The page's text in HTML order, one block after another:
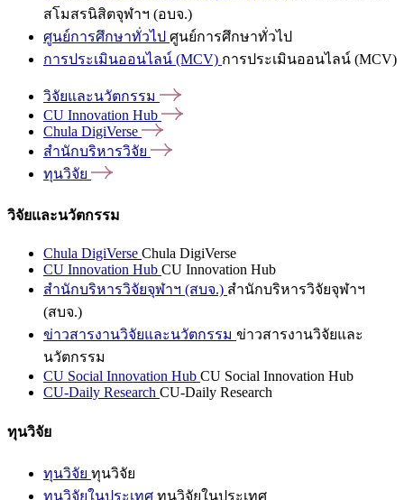
สโมสรนิสิตจุฬาฯ (อบจ.)
ศูนย์การศึกษาทั่วไป ศูนย์การศึกษาทั่วไป
การประเมินออนไลน์ (MCV) การประเมินออนไลน์ (MCV)
วิจัยและนวัตกรรม
CU Innovation Hub
Chula DigiVerse
สำนักบริหารวิจัย
ทุนวิจัย
วิจัยและนวัตกรรม
Chula DigiVerse Chula DigiVerse
CU Innovation Hub CU Innovation Hub
สำนักบริหารวิจัยจุฬาฯ (สบจ.) สำนักบริหารวิจัยจุฬาฯ
(สบจ.)
ข่าวสารงานวิจัยและนวัตกรรม ข่าวสารงานวิจัยและ
นวัตกรรม
CU Social Innovation Hub CU Social Innovation Hub
CU-Daily Research CU-Daily Research
ทุนวิจัย
ทุนวิจัย ทุนวิจัย
ทุนวิจัยในประเทศ ทุนวิจัยในประเทศ